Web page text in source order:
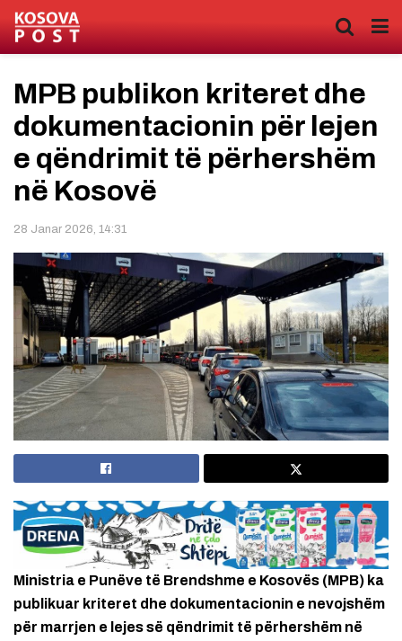
MPB publikon kriteret dhe
dokumentacionin për lejen
e qëndrimit të përhershëm
në Kosovë
28 Janar 2026, 14:31
Ministria e Punëve të Brendshme e Kosovës (MPB) ka
publikuar kriteret dhe dokumentacionin e nevojshëm
për marrjen e lejes së qëndrimit të përhershëm në